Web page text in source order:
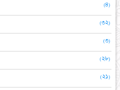
(৪)
(৩২)
(৩)
(২৮)
(২১)